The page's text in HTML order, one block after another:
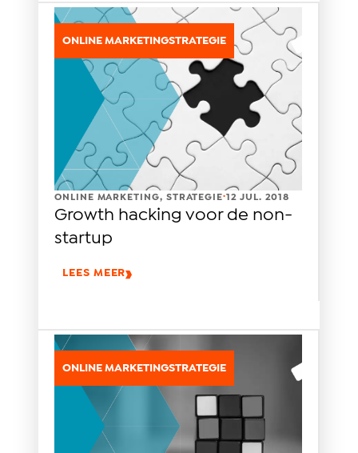
ONLINE MARKETINGSTRATEGIE
ONLINE MARKETING, STRATEGIE.12 JUL. 2018
Growth hacking voor de non-
startup
LEES MEER
ONLINE MARKETINGSTRATEGIE